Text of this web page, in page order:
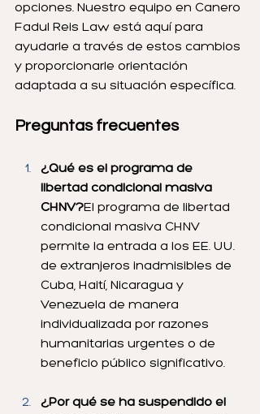
opciones. Nuestro equipo en Canero
Fadul Reis Law está aquí para
ayudarle a través de estos cambios
y proporcionarle orientación
adaptada a su situación específica.
Preguntas frecuentes
¿Qué es el programa de
libertad condicional masiva
CHNV?El programa de libertad
condicional masiva CHNV
permite la entrada a los EE. UU.
de extranjeros inadmisibles de
Cuba, Haití, Nicaragua y
Venezuela de manera
individualizada por razones
humanitarias urgentes o de
beneficio público significativo.
¿Por qué se ha suspendido el